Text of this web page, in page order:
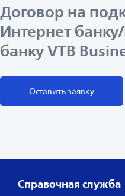
Договор на
Интернет
банку VTB
Оставить заявку
Справочная служба